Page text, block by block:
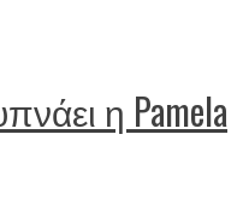
η Pamela